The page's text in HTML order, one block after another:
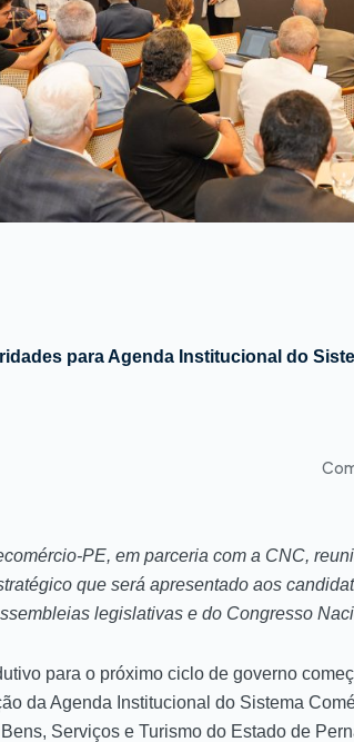
para Agenda Institucional do
PE, em parceria com a CNC,
que será apresentado aos
legislativas e do Congresso
para o próximo ciclo de governo
da Agenda Institucional do Sistema
Serviços e Turismo do Estado de